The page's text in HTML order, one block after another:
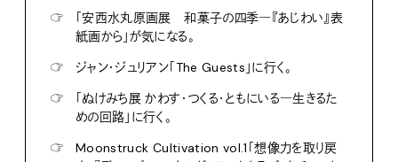
☞
「安西水丸原画展 和菓子の四季―『あじわい』表
紙画から」が気になる。
☞
ジャン・ジュリアン「The Guests」に行く。
☞
「ぬけみち展 かわす・つくる・ともにいる―生きるた
めの回路」に行く。
☞
Moonstruck Cultivation vol.1「想像力を取り戻